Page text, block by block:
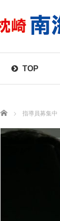
TOP
Home 指導員募集中